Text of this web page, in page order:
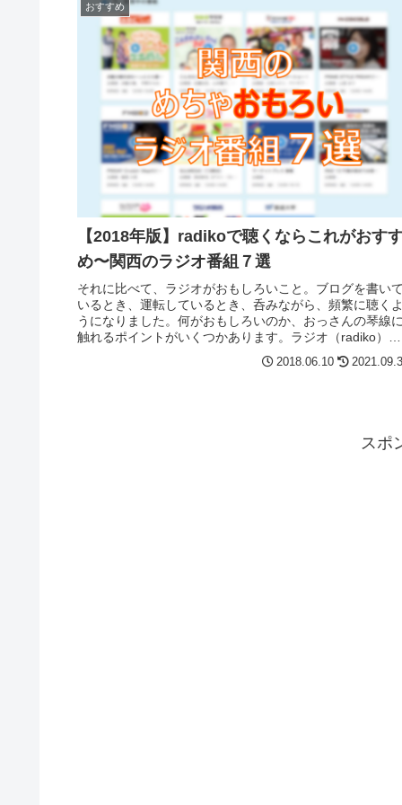
おすすめ
【2018年版】radikoで聴くならこれがおす
め〜関西のラジオ番組７選
それに比べて、ラジオがおもしろいこと。ブログを書いて
いるとき、運転しているとき、呑みながら、頻繁に聴くよ
うになりました。何がおもしろいのか、おっさんの琴線に
触れるポイントがいくつかあります。ラジオ（radiko）の
グッドポイント○○しながら〜の、ながら聴きができる
radikoエリアフリーで日本全国の放送が聴けるradikoタイ
2018.06.10
スポ